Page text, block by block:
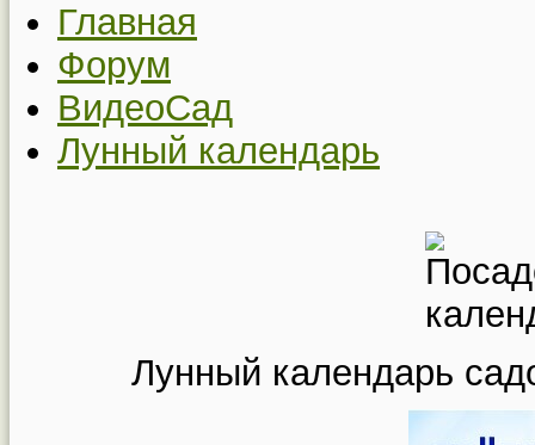
Главная
Форум
ВидеоСад
Лунный календарь
Лунный календарь